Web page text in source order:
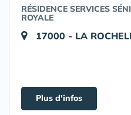
RÉSIDENCE SERVICES
ROYALE
17000 - LA
Plus d'infos